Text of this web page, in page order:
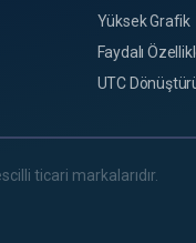
Yüksek Grafik
Faydalı
UTC
ticari markalarıdır.